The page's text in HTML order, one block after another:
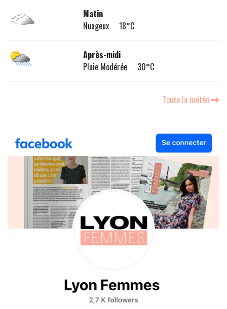
Matin
Nuageux 18°C
Après-midi
Pluie Modérée 30°C
Toute la météo